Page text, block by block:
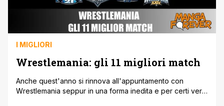
I MIGLIORI
Wrestlemania: gli 11 migliori match
Anche quest'anno si rinnova all'appuntamento con
Wrestlemania seppur in una forma inedita e per certi versi